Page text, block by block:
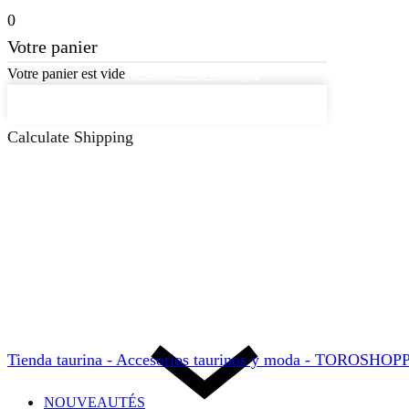
0
Votre panier
Votre panier est vide
Calculate Shipping
Tienda taurina - Accesorios taurinos y moda -
NOUVEAUTÉS